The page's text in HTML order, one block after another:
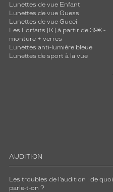
Lunettes de vue Enfant
Lunettes de vue Guess
Lunettes de vue Gucci
Les Forfaits [K] à partir de 39€ -
monture + verres
Lunettes anti-lumière bleue
Lunettes de sport à la vue
AUDITION
Les troubles de l’audition : de quoi
parle-t-on ?